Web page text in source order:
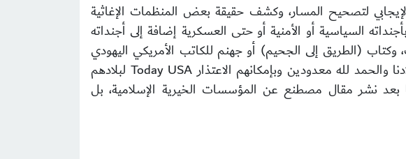
لتصحيح المسار، وكشف حقيقة بعض المنظمات الإغاثية
السياسية أو الأمنية أو حتى العسكرية إضافة إلى أجنداته
وكتاب (الطريق إلى الجحيم) أو جهنم للكاتب الأمريكي اليهودي
مايكل ميشيل نماذج لتلك التجاوزات الخطيرة، والذين وقعوا في الخطأ من الاعلاميين في بلادنا والحمد لله معدودين وبإمكانهم الاعتذار Today USA لبلادهم
بعد نشر مقال مصطنع عن المؤسسات الخيرية الإسلامية، بل